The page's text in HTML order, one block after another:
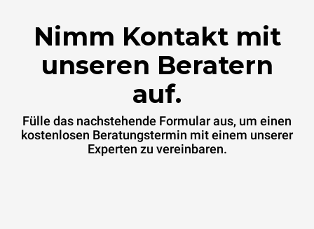
angeschlossen ist. Letztere
können eliminiert werden,
indem man sich dafür
entscheidet, Energie aus
erneuerbaren Quellen zu
kaufen.
Nimm Kontakt mit
unseren Beratern
auf.
Fülle das nachstehende Formular aus, um einen
kostenlosen Beratungstermin mit einem unserer
Experten zu vereinbaren.